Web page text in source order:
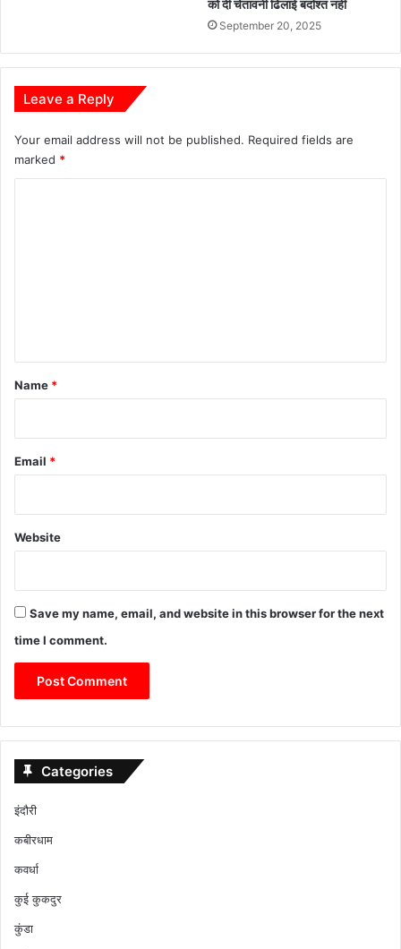
को दी चेतावनी ढिलाई बर्दाश्त नहीं
September 20, 2025
Leave a Reply
Your email address will not be published. Required fields are
marked *
*
Name *
Email *
Website
Save my name, email, and website in this browser for the next
time I comment.
Categories
इंदौरी
कबीरधाम
कवर्धा
कुई कुकदुर
कुंडा